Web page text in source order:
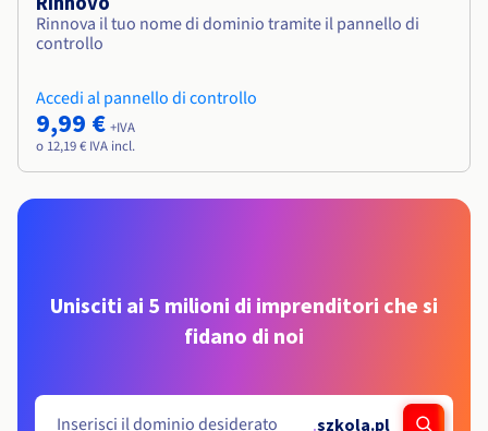
Rinnova il tuo nome di dominio tramite il pannello di
controllo
Accedi al pannello di controllo
9,99 € +IVA
o 12,19 € IVA incl.
Unisciti ai 5 milioni di imprenditori che si
fidano di noi
.szkola.pl